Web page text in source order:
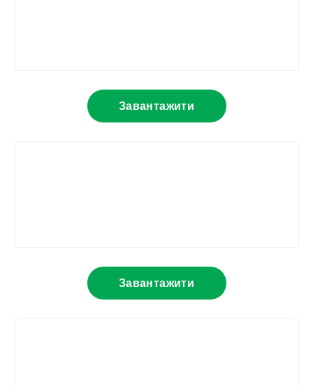
Завантажити
Завантажити